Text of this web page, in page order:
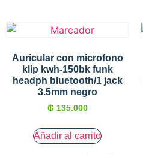
Auricular con microfono
klip kwh-150bk funk
headph bluetooth/1 jack
3.5mm negro
₲ 135.000
Añadir al carrito